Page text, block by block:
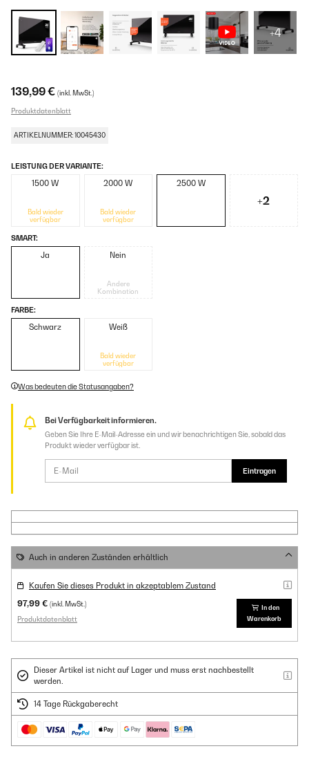
+4
139,99 € (inkl. MwSt.)
Produktdatenblatt
ARTIKELNUMMER: 10045430
LEISTUNG DER VARIANTE:
1500 W
Bald wieder
verfügbar
2000 W
Bald wieder
verfügbar
2500 W
+2
SMART:
Ja Nein
Andere
Kombination
FARBE:
Schwarz Weiß
Bald wieder
verfügbar
Was bedeuten die Statusangaben?
Bei Verfügbarkeit informieren.
Geben Sie Ihre E-Mail-Adresse ein und wir benachrichtigen Sie, sobald das
Produkt wieder verfügbar ist.
Eintragen
Auch in anderen Zuständen erhältlich
Kaufen Sie dieses Produkt in akzeptablem Zustand
97,99 € (inkl. MwSt.)
Produktdatenblatt
In den
Warenkorb
Dieser Artikel ist nicht auf Lager und muss erst nachbestellt
werden.
14 Tage Rückgaberecht